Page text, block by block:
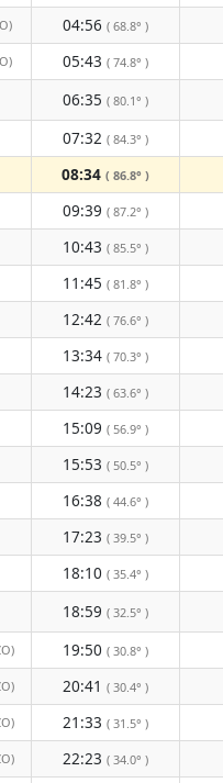
04:56 ( 68.8° )
05:43 ( 74.8° )
06:35 ( 80.1° )
07:32 ( 84.3° )
08:34 ( 86.8° )
09:39 ( 87.2° )
10:43 ( 85.5° )
11:45 ( 81.8° )
12:42 ( 76.6° )
13:34 ( 70.3° )
14:23 ( 63.6° )
15:09 ( 56.9° )
15:53 ( 50.5° )
16:38 ( 44.6° )
17:23 ( 39.5° )
18:10 ( 35.4° )
18:59 ( 32.5° )
19:50 ( 30.8° )
20:41 ( 30.4° )
21:33 ( 31.5° )
22:23 ( 34.0° )